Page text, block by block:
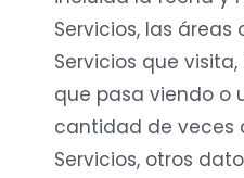
Servicios, las áreas
Servicios que
que pasa viendo o
cantidad de veces
Servicios, otros